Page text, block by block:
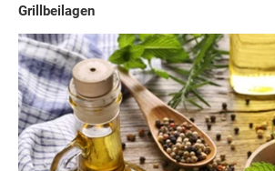
Grillbeilagen